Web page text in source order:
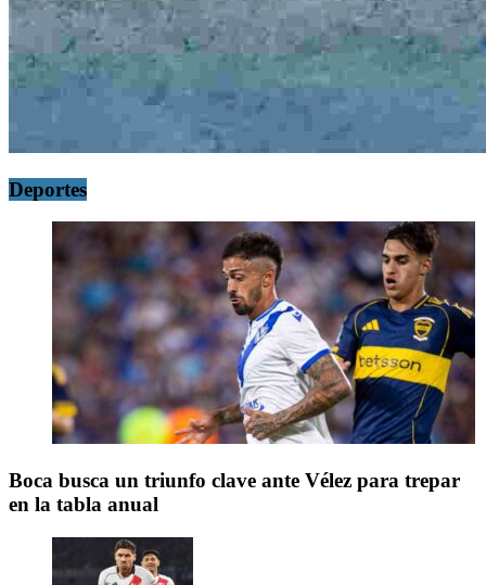
Deportes
Boca busca un triunfo clave ante Vélez para trepar
en la tabla anual